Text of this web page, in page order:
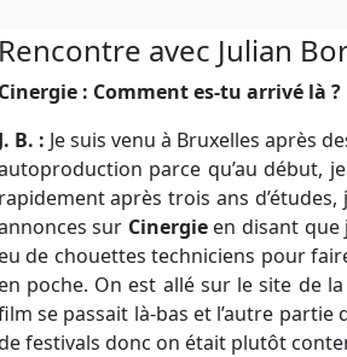
Rencontre avec Julian
Cinergie : Comment es-tu arrivé là ?
J. B. : Je suis venu à Bruxelles après
parce qu’au début,
rapidement après trois ans d’études,
sur Cinergieen disant que
eu de chouettes techniciens pour
en poche. On est allé sur le site de
se passait là-bas et l’autre
festivals donc on était plutôt